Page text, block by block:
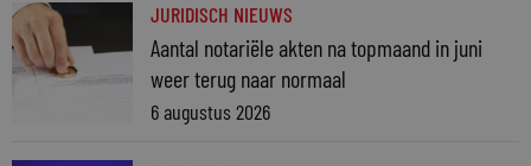
JURIDISCH NIEUWS
Aantal notariële akten na topmaand in juni
weer terug naar normaal
6 augustus 2026